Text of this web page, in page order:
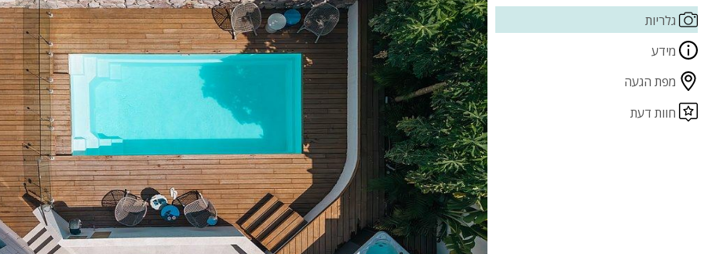
להשכרה
סאונה
קריוקי
גקוזי
שולחן סנוקר
פלייסטיישן
Xbox
ארוחת בוקר
שולחן פוקר
גלריות
מידע
מפת הגעה
חוות דעת